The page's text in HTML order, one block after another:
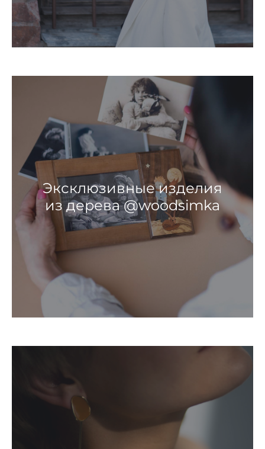
Эксклюзивные изделия
из дерева @woodsimka